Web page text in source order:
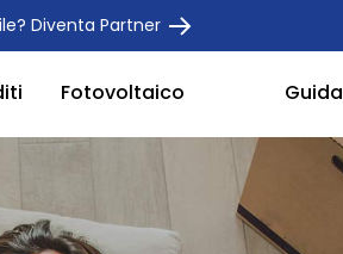
Diventa Partner
Fotovoltaico Guida